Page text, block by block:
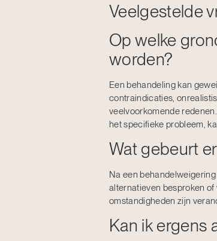
Veelgestelde
Op welke
worden?
Een behandeling kan
contraindicaties,
veelvoorkomende
het specifieke probleem,
Wat gebeurt
Na een
alternatieven besproken
omstandigheden zijn
Kan ik ergens